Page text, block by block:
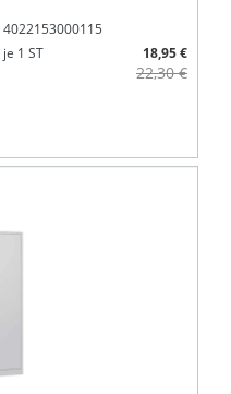
4022153000115
je 1 ST 18,95 €
22,30 €